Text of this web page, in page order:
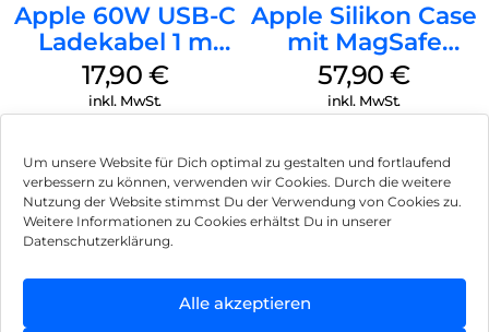
Um unsere Website für Dich optimal zu gestalten und fortlaufend
verbessern zu können, verwenden wir Cookies. Durch die weitere
Nutzung der Website stimmst Du der Verwendung von Cookies zu.
Weitere Informationen zu Cookies erhältst Du in unserer
Datenschutzerklärung.
Alle akzeptieren
Apple 60W USB-C
Ladekabel 1 m
Weiß
17,90 €
inkl. MwSt.
Apple Silikon Case
mit MagSafe
iPhone 14 Pro
(PRODUCT)RED
57,90€
inkl. MwSt.
Impressum